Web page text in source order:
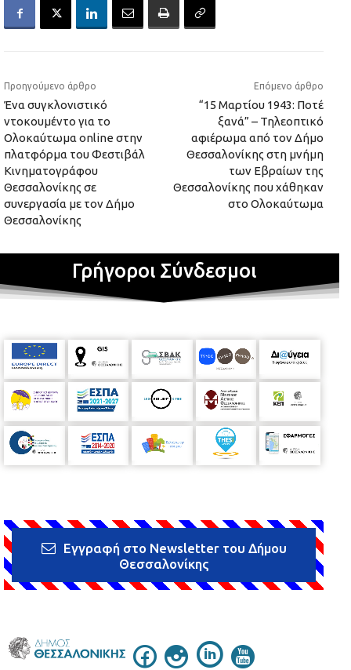
Προηγούμενο άρθρο
Ένα συγκλονιστικό
ντοκουμέντο για το
Ολοκαύτωμα online στην
πλατφόρμα του Φεστιβάλ
Κινηματογράφου
Θεσσαλονίκης σε
συνεργασία με τον Δήμο
Θεσσαλονίκης
Επόμενο άρθρο
“15 Μαρτίου 1943: Ποτέ
ξανά” – Τηλεοπτικό
αφιέρωμα από τον Δήμο
Θεσσαλονίκης στη μνήμη
των Εβραίων της
Θεσσαλονίκης που χάθηκαν
στο Ολοκαύτωμα
Γρήγοροι Σύνδεσμοι
Εγγραφή στο Newsletter του Δήμου
Θεσσαλονίκης